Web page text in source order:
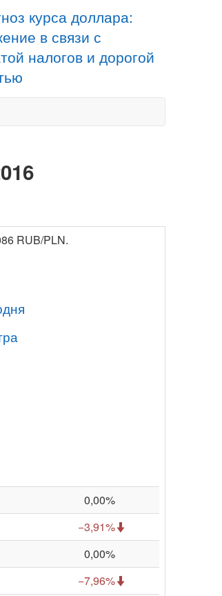
курса доллара:
в связи с
налогов и дорогой
RUB/PLN.
0,00%
−3,91%
0,00%
−7,96%